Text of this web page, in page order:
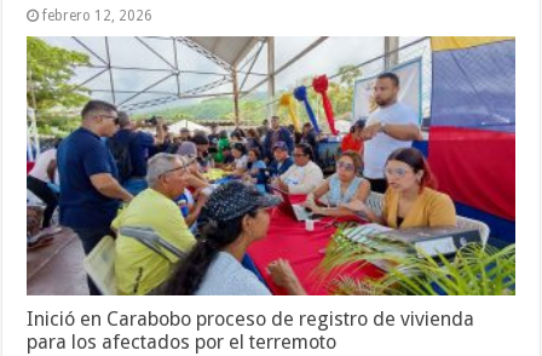
febrero 12, 2026
Inició en Carabobo proceso de registro de vivienda
para los afectados por el terremoto